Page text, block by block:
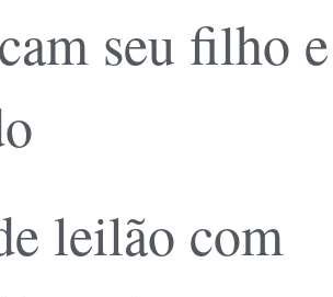
seu filho e
leilão com